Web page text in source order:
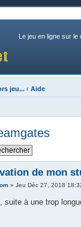
Le jeu en ligne sur le
jeu... ‹ Aide
de mon
» Jeu Déc 27, 2018
suite à une trop